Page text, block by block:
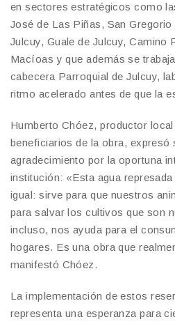
en sectores estratégicos como
José de Las Piñas, San
Julcuy, Guale de Julcuy, Camino
Macíoas y que además se
cabecera Parroquial de Julcuy,
ritmo acelerado antes de que la
​Humberto Chóez, productor
beneficiarios de la obra, expresó
agradecimiento por la oportuna
institución: «Esta agua
igual: sirve para que nuestros
para salvar los cultivos que son
incluso, nos ayuda para el
hogares. Es una obra que
manifestó Chóez.
La implementación de estos
representa una esperanza para